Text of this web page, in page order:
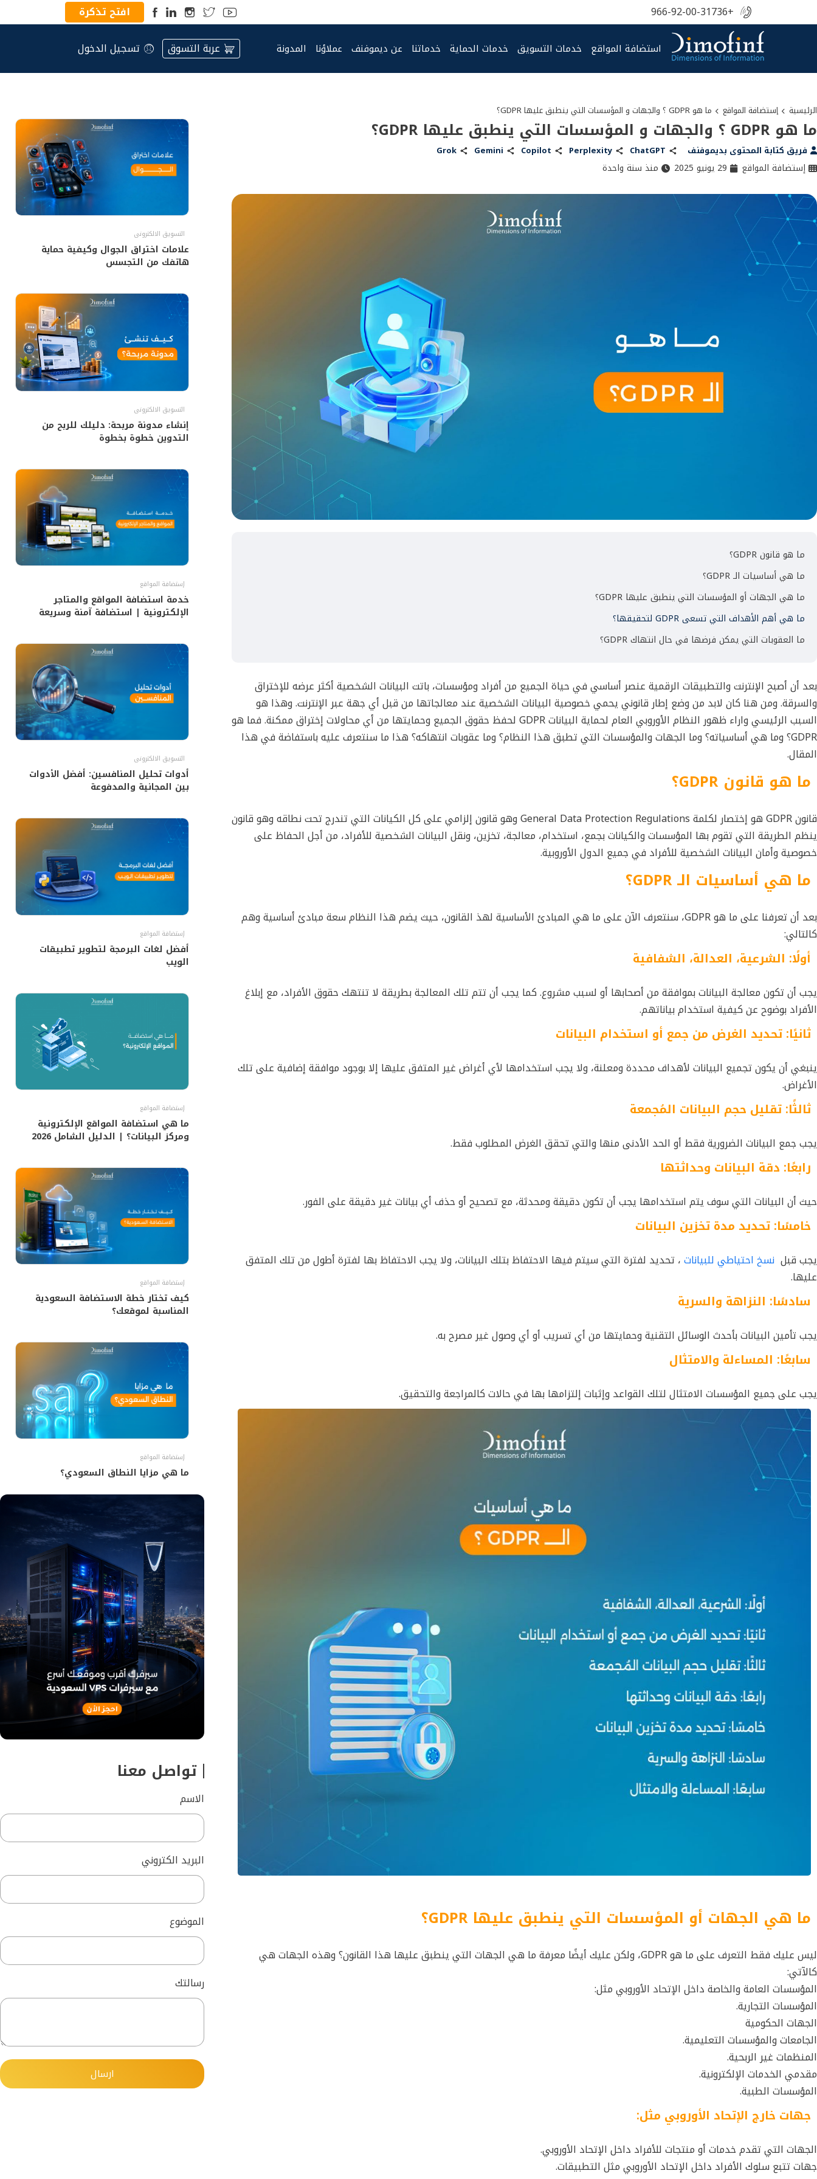
+966-92-00-31736 افتح تذكرة
استضافة المواقع خدمات التسويق خدمات الحماية خدماتنا عن ديموفنف عملاؤنا المدونة عربة التسوق تسجيل الدخول
الرئيسية إستضافة المواقع ما هو GDPR ؟ والجهات و المؤسسات التي ينطبق عليها GDPR؟
ما هو GDPR ؟ والجهات و المؤسسات التي ينطبق عليها GDPR؟
فريق كتابة المحتوى بديموفنف ChatGPT
Perplexity
Copilot
Gemini
Grok
إستضافة المواقع 29 يونيو 2025 منذ سنة واحدة
ما هو قانون GDPR؟
ما هي أساسيات الـ GDPR؟
ما هي الجهات أو المؤسسات التي ينطبق عليها GDPR؟
ما هي أهم الأهداف التي تسعى GDPR لتحقيقها؟
ما العقوبات التي يمكن فرضها في حال انتهاك GDPR؟
بعد أن أصبح الإنترنت والتطبيقات الرقمية عنصر أساسي في حياة الجميع من أفراد ومؤسسات، باتت البيانات الشخصية أكثر عرضه للإختراق
والسرقة. ومن هنا كان لابد من وضع إطار قانوني يحمي خصوصية البيانات الشخصية عند معالجاتها من قبل أي جهة عبر الإنترنت. وهذا هو
السبب الرئيسي واراء ظهور النظام الأوروبي العام لحماية البيانات GDPR لحفظ حقوق الجميع وحمايتها من أي محاولات إختراق ممكنة. فما هو
GDPR؟ وما هي أساسياته؟ وما الجهات والمؤسسات التي تطبق هذا النظام؟ وما عقوبات انتهاكه؟ هذا ما سنتعرف عليه باستفاضة في هذا
المقال.
ما هو قانون GDPR؟
قانون GDPR هو إختصار لكلمة General Data Protection Regulations وهو قانون إلزامي على كل الكيانات التي تندرج تحت نطاقه وهو قانون
ينظم الطريقة التي تقوم بها المؤسسات والكيانات بجمع، استخدام، معالجة، تخزين، ونقل البيانات الشخصية للأفراد، من أجل الحفاظ على
خصوصية وأمان البيانات الشخصية للأفراد في جميع الدول الأوروبية.
ما هي أساسيات الـGDPR؟
بعد أن تعرفنا على ما هو GDPR، سنتعرف الآن على ما هي المبادئ الأساسية لهذ القانون، حيث يضم هذا النظام سعة مبادئ أساسية وهم
كالتالي:
أولًا: الشرعية، العدالة، الشفافية
يجب أن تكون معالجة البيانات بموافقة من أصحابها أو لسبب مشروع. كما يجب أن تتم تلك المعالجة بطريقة لا تنتهك حقوق الأفراد، مع إبلاغ
الأفراد بوضوح عن كيفية استخدام بياناتهم.
ثانيًا: تحديد الغرض من جمع أو استخدام البيانات
ينبغي أن يكون تجميع البيانات لأهداف محددة ومعلنة، ولا يجب استخدامها لأي أغراض غير المتفق عليها إلا بوجود موافقة إضافية على تلك
الأغراض.
ثالثًا: تقليل حجم البيانات المُجمعة
يجب جمع البيانات الضرورية فقط أو الحد الأدنى منها والتي تحقق الغرض المطلوب فقط.
رابعًا: دقة البيانات وحداثتها
حيث أن البيانات التي سوف يتم استخدامها يجب أن تكون دقيقة ومحدثة، مع تصحيح أو حذف أي بيانات غير دقيقة على الفور.
خامسًا: تحديد مدة تخزين البيانات
يجب قبل نسخ احتياطي للبيانات، تحديد لفترة التي سيتم فيها الاحتفاظ بتلك البيانات، ولا يجب الاحتفاظ بها لفترة أطول من تلك المتفق
عليها.
سادسًا: النزاهة والسرية
يجب تأمين البيانات بأحدث الوسائل التقنية وحمايتها من أي تسريب أو أي وصول غير مصرح به.
سابعًا: المساءلة والامتثال
يجب على جميع المؤسسات الامتثال لتلك القواعد وإثبات إلتزامها بها في حالات كالمراجعة والتحقيق.
ما هي الجهات أو المؤسسات التي ينطبق عليها GDPR؟
ليس عليك فقط التعرف على ما هو GDPR، ولكن عليك أيضًا معرفة ما هي الجهات التي ينطبق عليها هذا القانون؟ وهذه الجهات هي
كالآتي:
المؤسسات العامة والخاصة داخل الإتحاد الأوروبي مثل:
المؤسسات التجارية.
الجهات الحكومية
الجامعات والمؤسسات التعليمية.
المنظمات غير الربحية.
مقدمي الخدمات الإلكترونية.
المؤسسات الطبية.
جهات خارج الإتحاد الأوروبي مثل:
الجهات التي تقدم خدمات أو منتجات للأفراد داخل الإتحاد الأوروبي.
جهات تتبع سلوك الأفراد داخل الإتحاد الأوروبي مثل التطبيقات.
التسويق الالكترونى
علامات اختراق الجوال وكيفية حماية
هاتفك من التجسس
التسويق الالكترونى
إنشاء مدونة مربحة: دليلك للربح من
التدوين خطوة بخطوة
إستضافة المواقع
خدمة استضافة المواقع والمتاجر
الإلكترونية | استضافة آمنة وسريعة
التسويق الالكترونى
أدوات تحليل المنافسين: أفضل الأدوات
بين المجانية والمدفوعة
إستضافة المواقع
أفضل لغات البرمجة لتطوير تطبيقات
الويب
إستضافة المواقع
ما هي استضافة المواقع الإلكترونية
ومركز البيانات؟ | الدليل الشامل 2026
إستضافة المواقع
كيف تختار خطة الاستضافة السعودية
المناسبة لموقعك؟
إستضافة المواقع
ما هي مزايا النطاق السعودي؟
تواصل معنا
الاسم
البريد الكتروني
الموضوع
رسالتك